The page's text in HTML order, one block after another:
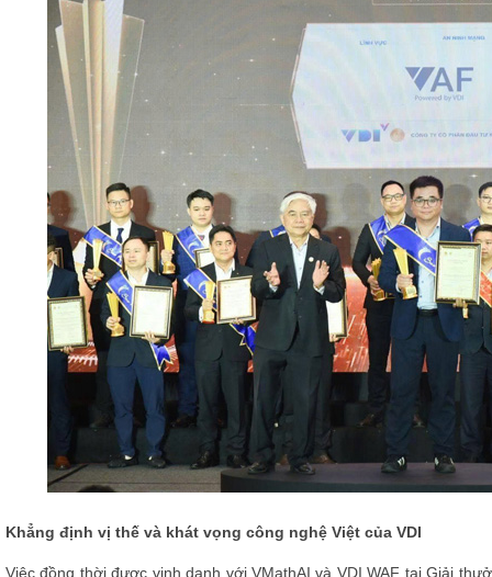
Khẳng định vị thế và khát vọng công nghệ Việt của VDI
Việc đồng thời được vinh danh với VMathAI và VDI WAF tại Giải